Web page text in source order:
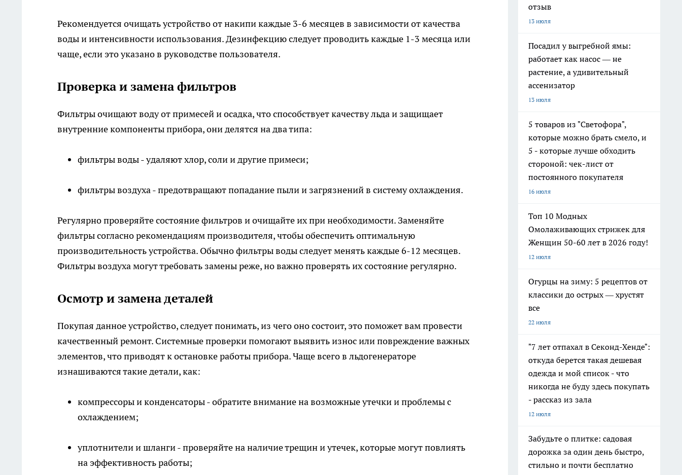
Рекомендуется очищать устройство от накипи каждые 3-6 месяцев в зависимости от качества
воды и интенсивности использования. Дезинфекцию следует проводить каждые 1-3 месяца или
чаще, если это указано в руководстве пользователя.
Проверка и замена фильтров
Фильтры очищают воду от примесей и осадка, что способствует качеству льда и защищает
внутренние компоненты прибора, они делятся на два типа:
фильтры воды - удаляют хлор, соли и другие примеси;
фильтры воздуха - предотвращают попадание пыли и загрязнений в систему охлаждения.
Регулярно проверяйте состояние фильтров и очищайте их при необходимости. Заменяйте
фильтры согласно рекомендациям производителя, чтобы обеспечить оптимальную
производительность устройства. Обычно фильтры воды следует менять каждые 6-12 месяцев.
Фильтры воздуха могут требовать замены реже, но важно проверять их состояние регулярно.
Осмотр и замена деталей
Покупая данное устройство, следует понимать, из чего оно состоит, это поможет вам провести
качественный ремонт. Системные проверки помогают выявить износ или повреждение важных
элементов, что приводят к остановке работы прибора. Чаще всего в льдогенераторе
изнашиваются такие детали, как:
компрессоры и конденсаторы - обратите внимание на возможные утечки и проблемы с
охлаждением;
уплотнители и шланги - проверяйте на наличие трещин и утечек, которые могут повлиять
на эффективность работы;
отзыв
13 июля
Посадил у выгребной ямы:
работает как насос — не
растение, а удивительный
ассенизатор
13 июля
5 товаров из "Светофора",
которые можно брать смело, и
5 - которые лучше обходить
стороной: чек-лист от
постоянного покупателя
16 июля
Топ 10 Модных
Омолаживающих стрижек для
Женщин 50-60 лет в 2026 году!
12 июля
Огурцы на зиму: 5 рецептов от
классики до острых — хрустят
все
22 июля
"7 лет отпахал в Секонд-Хенде":
откуда берется такая дешевая
одежда и мой список - что
никогда не буду здесь покупать
- рассказ из зала
12 июля
Забудьте о плитке: садовая
дорожка за один день быстро,
стильно и почти бесплатно